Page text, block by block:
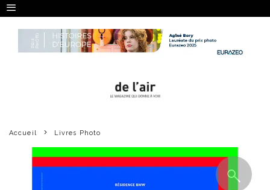
Accueil Livres Photo